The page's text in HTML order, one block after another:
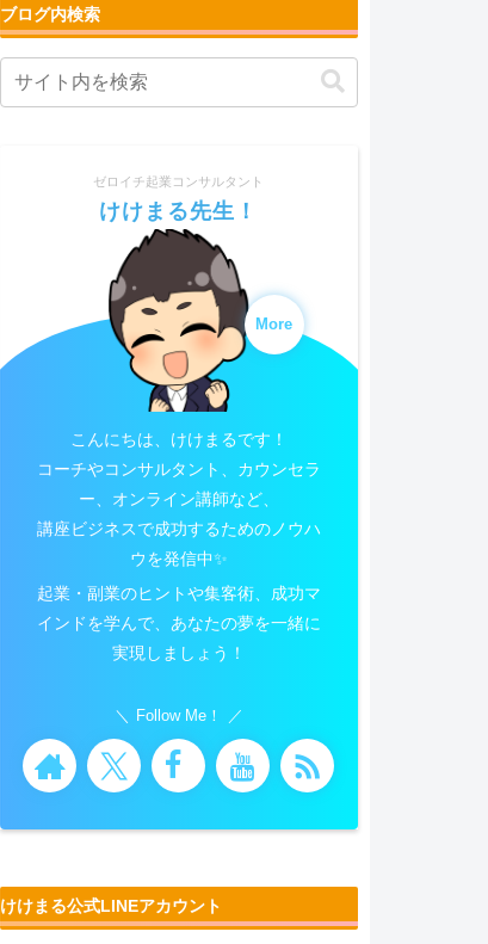
ブログ内検索
ゼロイチ起業コンサルタント
けけまる先生！
More
こんにちは、けけまるです！
コーチやコンサルタント、カウンセラ
ー、オンライン講師など、
講座ビジネスで成功するためのノウハ
ウを発信中✨
起業・副業のヒントや集客術、成功マ
インドを学んで、あなたの夢を一緒に
実現しましょう！
Follow Me！
けけまる公式LINEアカウント